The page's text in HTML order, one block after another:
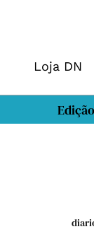
Loja DN